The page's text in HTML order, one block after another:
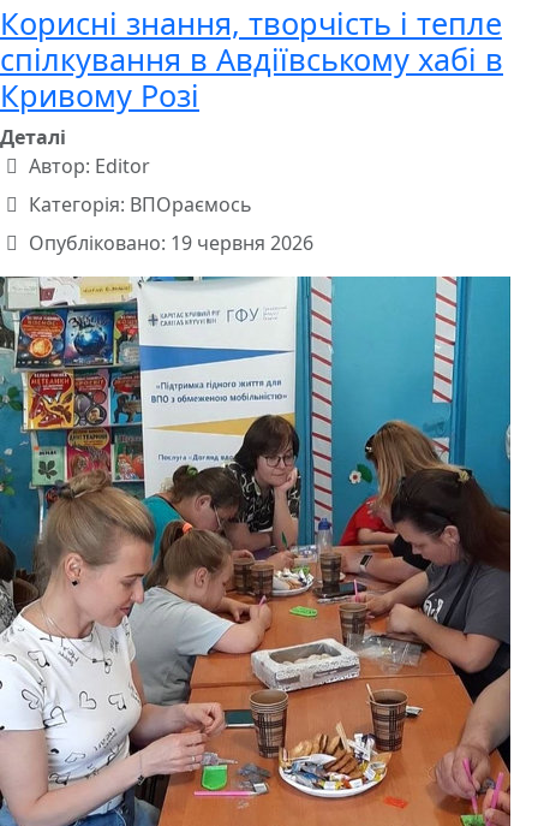
Корисні знання, творчість і тепле
спілкування в Авдіївському хабі в
Кривому Розі
Деталі
Автор: Editor
Категорія: ВПОраємось
Опубліковано: 19 червня 2026